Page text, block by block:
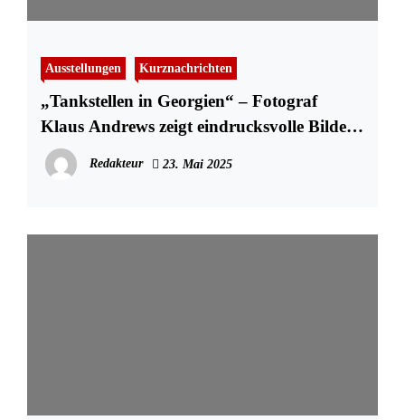
Ausstellungen Kurznachrichten
„Tankstellen in Georgien“ – Fotograf
Klaus Andrews zeigt eindrucksvolle Bilder
im Stadtmuseum
Redakteur 23. Mai 2025